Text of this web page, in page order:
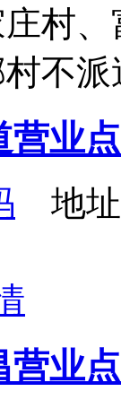
村
村不
营业点
地址
营业点